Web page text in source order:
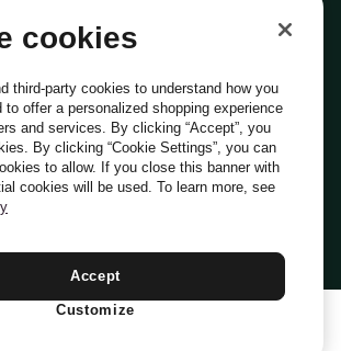
CookiePreferenze Cookie
e CondizioniCodice Etico
- indirizzo DPO: dpo@everli.com
Italiano
cookies
third-party cookies to understand how you
to offer a personalized shopping experience
and services. By clicking “Accept”, you
By clicking “Cookie Settings”, you can
to allow. If you close this banner with
cookies will be used. To learn more, see
Accept
Customize